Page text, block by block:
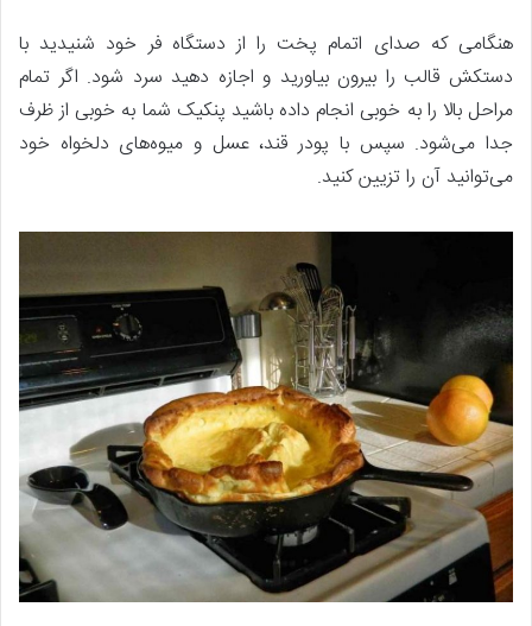
هنگامی که صدای اتمام پخت را از دستگاه فر خود شنیدید با
دستکش قالب را بیرون بیاورید و اجازه دهید سرد شود. اگر تمام
مراحل بالا را به خوبی انجام داده باشید پنکیک شما به خوبی از ظرف
جدا می‌شود. سپس با پودر قند، عسل و میوه‌های دلخواه خود
می‌توانید آن را تزیین کنید.